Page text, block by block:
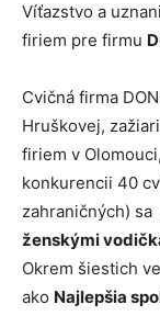
Víťazstvo a
firiem pre firmu
Cvičná firma
Hruškovej,
firiem v
konkurencii 40
zahraničných) sa
ženskými
Okrem šiestich
ako Najlepšia